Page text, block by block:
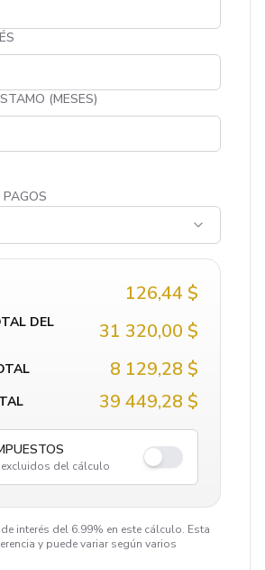
(MESES)
PAGOS
126,44 $
DEL
31 320,00 $
8 129,28 $
39 449,28 $
del cálculo
interés del 6.99% en este cálculo. Esta
y puede variar según varios